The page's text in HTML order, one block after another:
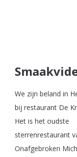
We zijn beland in
bij restaurant De
Het is het oudste
sterrenrestaurant
Onafgebroken